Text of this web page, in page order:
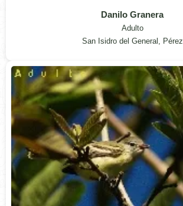
Danilo Granera
Adulto
San Isidro del General, Pérez